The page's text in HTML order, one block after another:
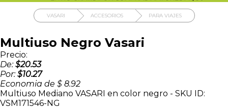
VASARI ACCESORIOS PARA VIAJES
Multiuso Negro Vasari
Precio:
De:$20.53
Por:$10.27
Economia de $ 8.92
Multiuso Mediano VASARI en color negro - SKU ID:
VSM171546-NG